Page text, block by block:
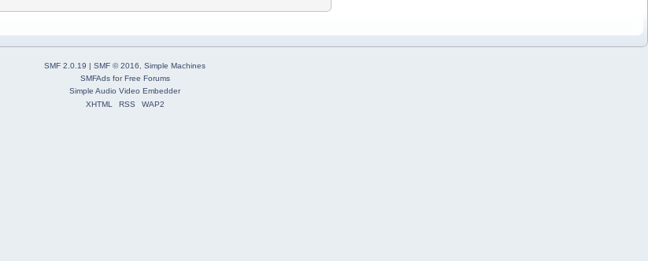
SMF 2.0.19 | SMF © 2016
Simple Machines
SMFAdsforFree Forums
Simple Audio Video Embedder
XHTML
RSS WAP2